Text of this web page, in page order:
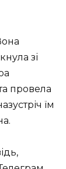
зі
провела
їм